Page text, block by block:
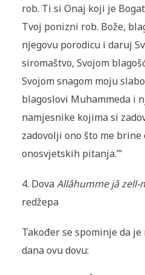
rob. Ti si Onaj koji je
Tvoj ponizni rob. Bože,
njegovu porodicu i daruj
siromaštvo, Svojom
Svojom snagom moju
blagoslovi Muhammeda i
namjesnike kojima si
zadovolji ono što me brine
onosvjetskih pitanja.’”
4. DovaAllâhumme jâ zell-
redžepa
Također se spominje da
dana ovu dovu: